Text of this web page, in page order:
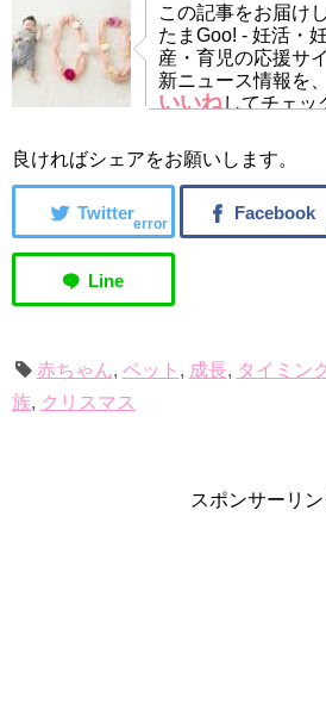
この記事をお届け
たまGoo! - 妊活・
産・育児の応援サ
新ニュース情報を、
いいねしてチェッ
良ければシェアをお願いします。
error
赤ちゃん, ペット , 成長, タイミン
族, クリスマス
スポンサーリン